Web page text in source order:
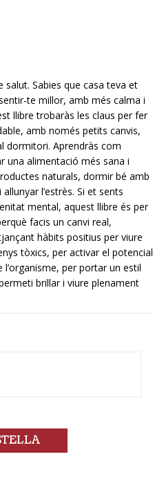
salut. Sabies que casa teva et
te millor, amb més calma i
llibre trobaràs les claus per fer
amb només petits canvis,
dormitori. Aprendràs com
una alimentació més sana i
naturals, dormir bé amb
l’estrès. Si et sents
mental, aquest llibre és per
facis un canvi real,
hàbits positius per viure
tòxics, per activar el potencial
per portar un estil
brillar i viure plenament